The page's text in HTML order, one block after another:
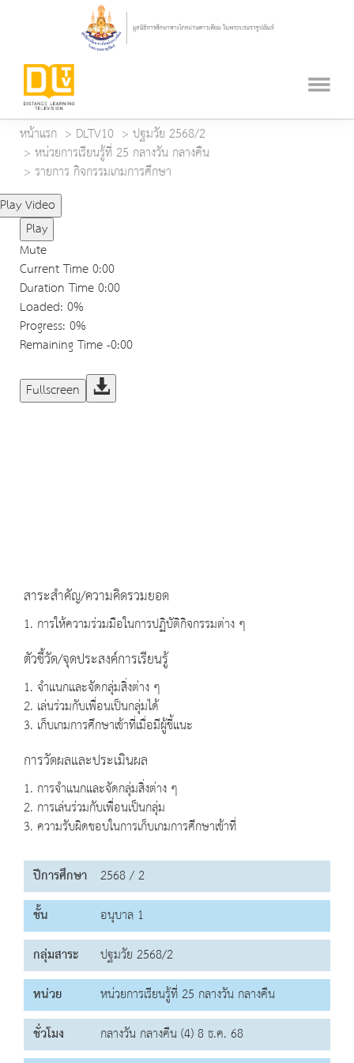
หน้าแรก DLTV10
ปฐมวัย 2568/2
หน่วยการเรียนรู้ที่ 25 กลางวัน กลางคืน
รายการ กิจกรรมเกมการศึกษา
Play Video
Play
Mute
Current Time0:00
Duration Time0:00
Loaded: 0%
Progress: 0%
Remaining Time-0:00
Fullscreen
สาระสำคัญ/ความคิดรวมยอด
1. การให้ความร่วมมือในการปฏิบัติกิจกรรมต่าง ๆ
ตัวชี้วัด/จุดประสงค์การเรียนรู้
1. จำแนกและจัดกลุ่มสิ่งต่าง ๆ
2. เล่นร่วมกับเพื่อนเป็นกลุ่มได้
3. เก็บเกมการศึกษาเข้าที่เมื่อมีผู้ชี้แนะ
การวัดผลและประเมินผล
1. การจำแนกและจัดกลุ่มสิ่งต่าง ๆ
2. การเล่นร่วมกับเพื่อนเป็นกลุ่ม
3. ความรับผิดชอบในการเก็บเกมการศึกษาเข้าที่
ปีการศึกษา 2568 / 2
ชั้น
อนุบาล 1
กลุ่มสาระ
ปฐมวัย 2568/2
หน่วย
หน่วยการเรียนรู้ที่ 25 กลางวัน กลางคืน
ชั่วโมง
กลางวัน กลางคืน (4) 8 ธ.ค. 68